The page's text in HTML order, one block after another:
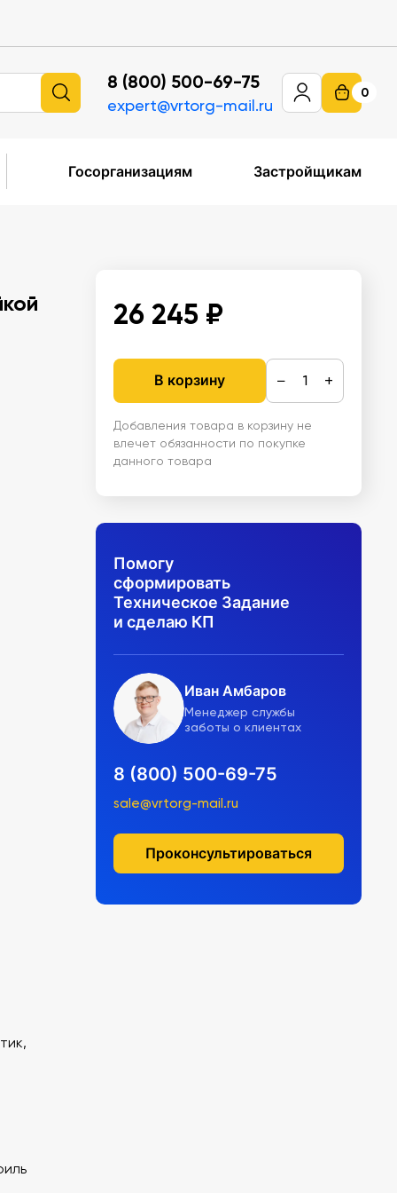
8 (800) 500-69-75
expert@vrtorg-mail.ru
0
Госорганизациям Застройщикам
26 245 ₽
В корзину − +
Добавления товара в корзину не
влечет обязанности по покупке
данного товара
Помогу
сформировать
Техническое Задание
и сделаю КП
Иван Амбаров
Менеджер службы
заботы о клиентах
8 (800) 500-69-75
sale@vrtorg-mail.ru
Проконсультироваться